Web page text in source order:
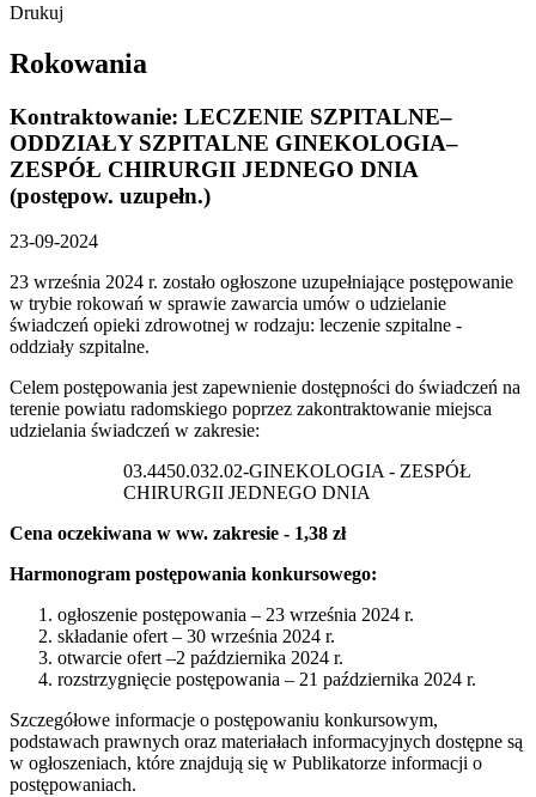
Drukuj
Rokowania
Kontraktowanie: LECZENIE SZPITALNE–
ODDZIAŁY SZPITALNE GINEKOLOGIA–
ZESPÓŁ CHIRURGII JEDNEGO DNIA
(postępow. uzupełn.)
23-09-2024
23 września 2024 r. zostało ogłoszone uzupełniające postępowanie
w trybie rokowań w sprawie zawarcia umów o udzielanie
świadczeń opieki zdrowotnej w rodzaju: leczenie szpitalne -
oddziały szpitalne.
Celem postępowania jest zapewnienie dostępności do świadczeń na
terenie powiatu radomskiego poprzez zakontraktowanie miejsca
udzielania świadczeń w zakresie:
03.4450.032.02-GINEKOLOGIA - ZESPÓŁ
CHIRURGII JEDNEGO DNIA
Cena oczekiwana w ww. zakresie - 1,38 zł
Harmonogram postępowania konkursowego:
ogłoszenie postępowania – 23 września 2024 r.
składanie ofert – 30 września 2024 r.
otwarcie ofert –2 października 2024 r.
rozstrzygnięcie postępowania – 21 października 2024 r.
Szczegółowe informacje o postępowaniu konkursowym,
podstawach prawnych oraz materiałach informacyjnych dostępne są
w ogłoszeniach, które znajdują się w Publikatorze informacji o
postępowaniach.